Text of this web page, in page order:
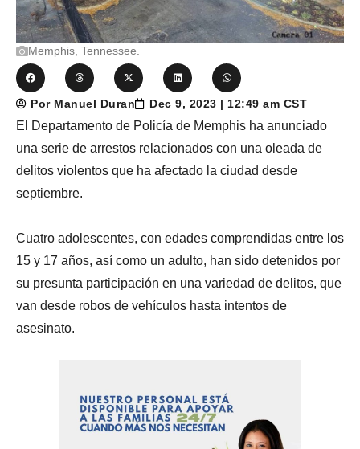
Memphis, Tennessee.
Por Manuel Duran Dec 9, 2023 | 12:49 am CST
El Departamento de Policía de Memphis ha anunciado
una serie de arrestos relacionados con una oleada de
delitos violentos que ha afectado la ciudad desde
septiembre.
Cuatro adolescentes, con edades comprendidas entre los
15 y 17 años, así como un adulto, han sido detenidos por
su presunta participación en una variedad de delitos, que
van desde robos de vehículos hasta intentos de
asesinato.